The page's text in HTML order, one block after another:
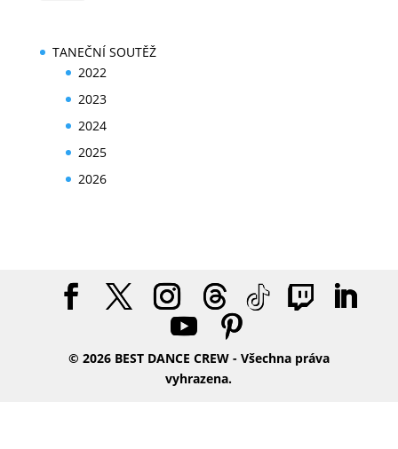
TANEČNÍ SOUTĚŽ
2022
2023
2024
2025
2026
© 2026BEST DANCE CREW - Všechna práva
vyhrazena.